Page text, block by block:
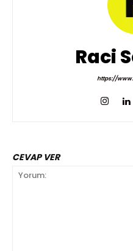
Raci
https://
CEVAP VER